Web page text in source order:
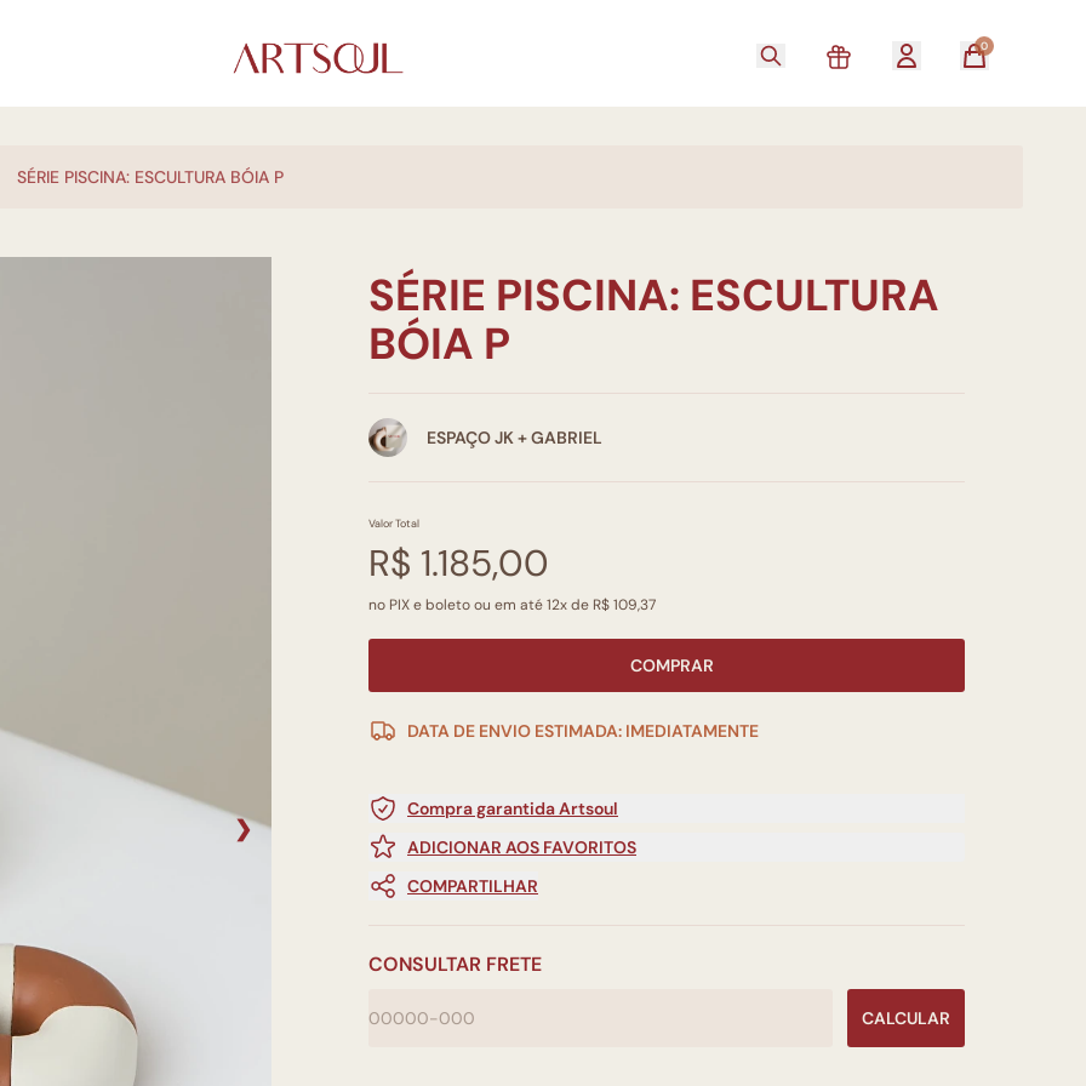
0
SÉRIE PISCINA: ESCULTURA BÓIA P
❯
SÉRIE PISCINA: ESCULTURA
BÓIA P
ESPAÇO JK + GABRIEL
Valor Total
R$ 1.185,00
no PIX e boleto ou em até 12x de R$ 109,37
COMPRAR
DATA DE ENVIO ESTIMADA: IMEDIATAMENTE
Compra garantida Artsoul
ADICIONAR AOS FAVORITOS
COMPARTILHAR
CONSULTAR FRETE
CALCULAR